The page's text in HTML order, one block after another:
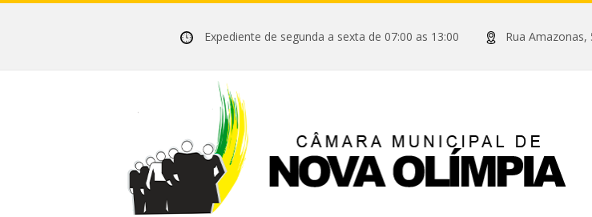
Expediente de segunda a sexta de 07:00 as 13:00 Rua